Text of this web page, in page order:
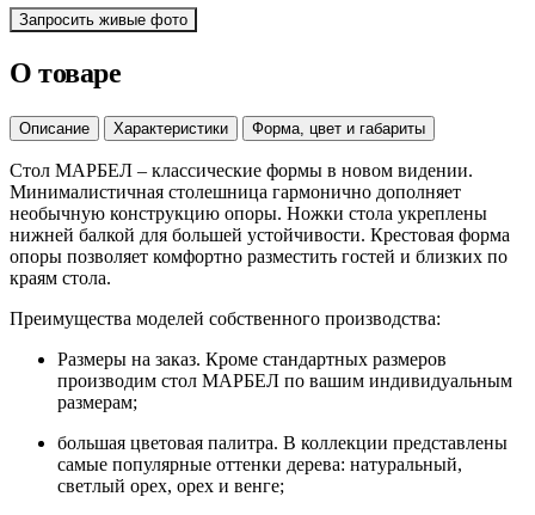
Запросить живые фото
О товаре
Описание Характеристики Форма, цвет и габариты
Стол МАРБЕЛ – классические формы в новом видении.
Минималистичная столешница гармонично дополняет
необычную конструкцию опоры. Ножки стола укреплены
нижней балкой для большей устойчивости. Крестовая форма
опоры позволяет комфортно разместить гостей и близких по
краям стола.
Преимущества моделей собственного производства:
Размеры на заказ. Кроме стандартных размеров
производим стол МАРБЕЛ по вашим индивидуальным
размерам;
большая цветовая палитра. В коллекции представлены
самые популярные оттенки дерева: натуральный,
светлый орех, орех и венге;